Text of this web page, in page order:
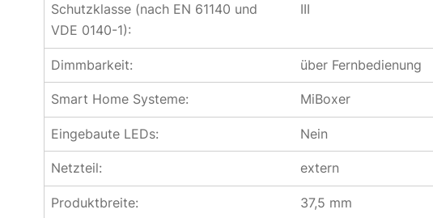
Schutzklasse (nach EN 61140 und
VDE 0140-1):
III
Dimmbarkeit: über Fernbedienung
Smart Home Systeme: MiBoxer
Eingebaute LEDs: Nein
Netzteil: extern
Produktbreite: 37,5 mm